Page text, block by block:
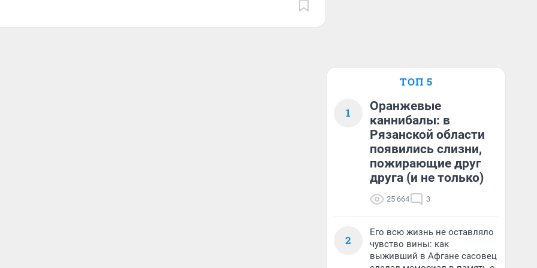
ТОП 5
1
Оранжевые
каннибалы: в
Рязанской области
появились слизни,
пожирающие друг
друга (и не только)
25 664 3
2
Его всю жизнь не оставляло
чувство вины: как
выживший в Афгане сасовец